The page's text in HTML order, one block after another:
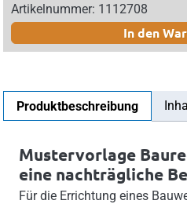
Artikelnummer: 1112708
In den
Produktbeschreibung
Mustervorlage
eine nachträgliche
Für die Errichtung eines